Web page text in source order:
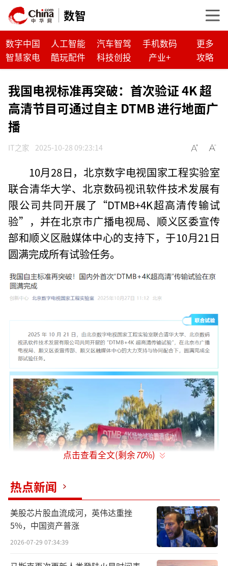
数智
数字中国 人工智能 汽车智驾 手机数码
更多
智慧家电
酷玩配件 科技创投 产业+ 攻略
我国电视标准再突破：首次验证 4K 超
高清节目可通过自主 DTMB 进行地面广
播
IT之家 2025-10-28 09:23:14
10月28日，北京数字电视国家工程实验室
联合清华大学、北京数码视讯软件技术发展有
限公司共同开展了“DTMB+4K超高清传输试
验”，并在北京市广播电视局、顺义区委宣传
部和顺义区融媒体中心的支持下，于10月21日
圆满完成所有试验任务。
点击查看全文(剩余70%)
热点新闻
美股芯片股血流成河，英伟达重挫
5%，中国资产普涨
2026-07-29 07:34:39